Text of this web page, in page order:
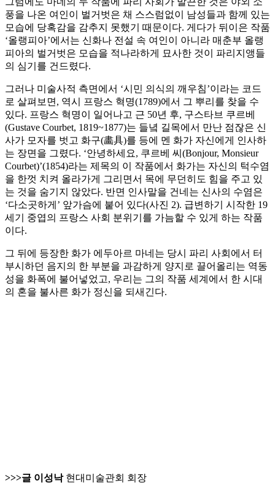
풍을 나온 여인이 벌거벗은 채 스스럼없이 남성들과 함께 있는
모습에 당혹감을 감추지 못했기 때문이다. 게다가 뒤이은 작품
‘올랭피아’에서는 신화나 전설 속 여인이 아니라 매춘부 올랭
피아의 벌거벗은 모습을 적나라하게 묘사한 것이 파리지앵들
의 심기를 건드렸다.
그러나 미술사적 측면에서 ‘시민 의식의 깨우침’이라는 코드
로 살펴보면, 역시 프랑스 혁명(1789)에서 그 뿌리를 찾을 수
있다. 프랑스 혁명이 일어나고 근 50년 후, 구스타브 쿠르베
(Gustave Courbet, 1819~1877)는 들녘 길목에서 만난 점잖은 신
사가 모자를 벗고 화구(畵具)를 등에 멘 화가 자신에게 인사하
는 장면을 그렸다. ‘안녕하세요, 쿠르베 씨(Bonjour, Monsieur
Courbet)’(1854)라는 제목의 이 작품에서 화가는 자신의 턱수염
을 한껏 치켜 올라가게 그리면서 목에 무던히도 힘을 주고 있
는 것을 숨기지 않았다. 반면 인사말을 건네는 신사의 수염은
‘다소곳하게’ 앞가슴에 붙어 있다(사진 2). 급변하기 시작한 19
세기 중엽의 프랑스 사회 분위기를 가늠할 수 있게 하는 작품
이다.
그 뒤에 등장한 화가 에두아르 마네는 당시 파리 사회에서 터
부시하던 음지의 한 부분을 과감하게 양지로 끌어올리는 역동
성을 화폭에 불어넣었고, 우리는 그의 작품 세계에서 한 시대
의 혼을 불사른 화가 정신을 되새긴다.
>>>글 이성낙현대미술관회 회장